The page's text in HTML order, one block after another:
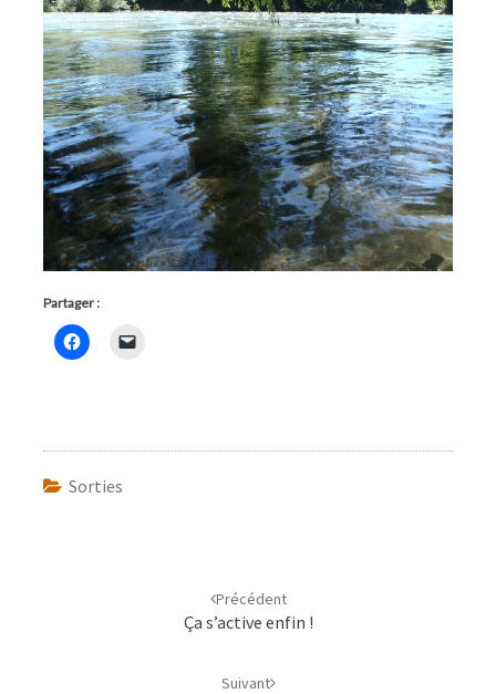
Partager :
Sorties
Précédent
Ça s’active enfin !
Suivant